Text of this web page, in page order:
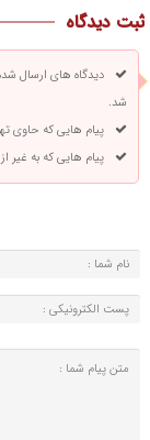
ثبت دیدگاه
دیدگاه های ارسال
شد.
پیام هایی که حاوی
پیام هایی که به غیر